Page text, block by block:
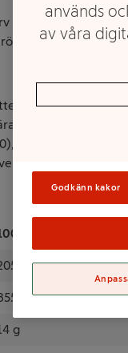
med mild rökig
eller pytt i panna.
potatismjöl, fett
vitpeppar),
är
Gram
kcal
kJ
g
används
av våra
Godkänn kakor